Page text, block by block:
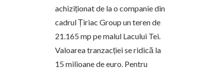
achiziționat de la o companie din
cadrul Țiriac Group un teren de
21.165 mp pe malul Lacului Tei.
Valoarea tranzacției se ridică la
15 milioane de euro. Pentru